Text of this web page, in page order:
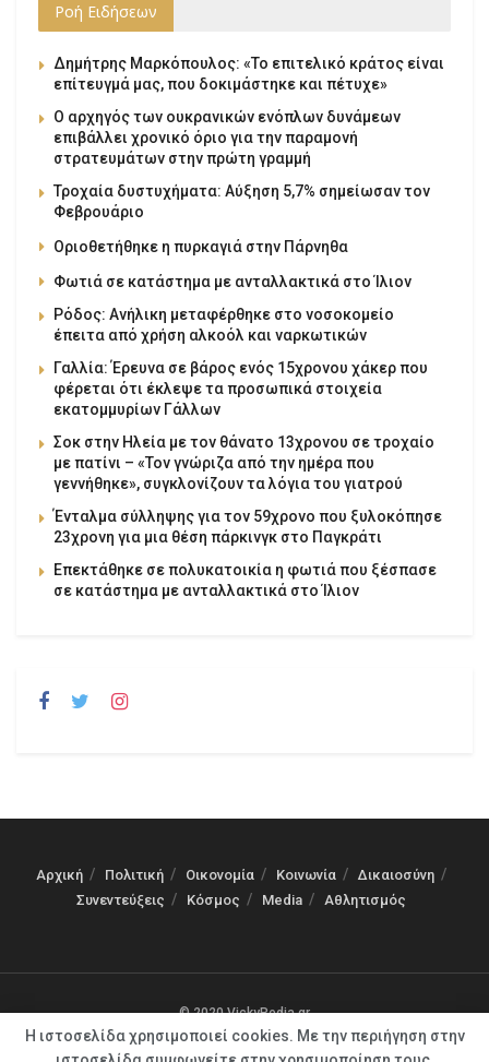
Ροή Ειδήσεων
Δημήτρης Μαρκόπουλος: «Το επιτελικό κράτος είναι
επίτευγμά μας, που δοκιμάστηκε και πέτυχε»
Ο αρχηγός των ουκρανικών ενόπλων δυνάμεων
επιβάλλει χρονικό όριο για την παραμονή
στρατευμάτων στην πρώτη γραμμή
Τροχαία δυστυχήματα: Αύξηση 5,7% σημείωσαν τον
Φεβρουάριο
Οριοθετήθηκε η πυρκαγιά στην Πάρνηθα
Φωτιά σε κατάστημα με ανταλλακτικά στο Ίλιον
Ρόδος: Ανήλικη μεταφέρθηκε στο νοσοκομείο
έπειτα από χρήση αλκοόλ και ναρκωτικών
Γαλλία: Έρευνα σε βάρος ενός 15χρονου χάκερ που
φέρεται ότι έκλεψε τα προσωπικά στοιχεία
εκατομμυρίων Γάλλων
Σοκ στην Ηλεία με τον θάνατο 13χρονου σε τροχαίο
με πατίνι – «Τον γνώριζα από την ημέρα που
γεννήθηκε», συγκλονίζουν τα λόγια του γιατρού
Ένταλμα σύλληψης για τον 59χρονο που ξυλοκόπησε
23χρονη για μια θέση πάρκινγκ στο Παγκράτι
Επεκτάθηκε σε πολυκατοικία η φωτιά που ξέσπασε
σε κατάστημα με ανταλλακτικά στο Ίλιον
Αρχική Πολιτική Οικονομία Κοινωνία
Δικαιοσύνη
Συνεντεύξεις
Κόσμος Media Αθλητισμός
© 2020 VickyPedia.gr
Η ιστοσελίδα χρησιμοποιεί cookies. Με την περιήγηση στην